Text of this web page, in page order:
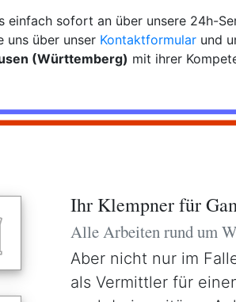
einfach sofort an über unsere 24h-
uns über unser Kontaktformular und
(Württemberg) mit ihrer
Ihr Klempner für
Alle Arbeiten rund um
Aber nicht nur im
als Vermittler für